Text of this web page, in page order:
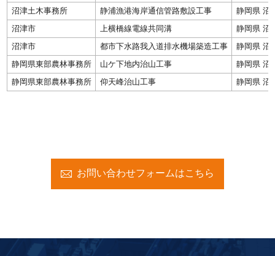
沼津土木事務所
静浦漁港海岸通信管路敷設工事
静岡県 沼
沼津市
上横橋線電線共同溝
静岡県 沼
沼津市
都市下水路我入道排水機場築造工事
静岡県 沼
静岡県東部農林事務所
山ケ下地内治山工事
静岡県 沼
静岡県東部農林事務所
仰天峰治山工事 静岡県 沼
お問い合わせフォームはこちら